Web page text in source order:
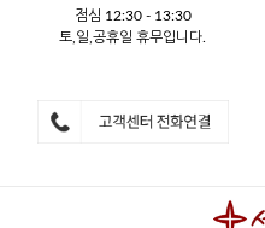
점심 12:30 - 13:30
토,일,공휴일 휴무입니다.